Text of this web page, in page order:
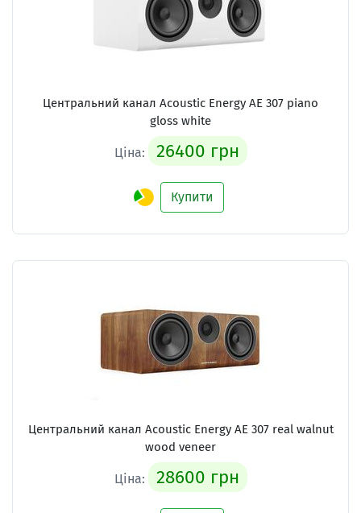
Центральний канал Acoustic Energy AE 307 piano
gloss white
Ціна: 26400 грн
Купити
Центральний канал Acoustic Energy AE 307 real walnut
wood veneer
Ціна: 28600 грн